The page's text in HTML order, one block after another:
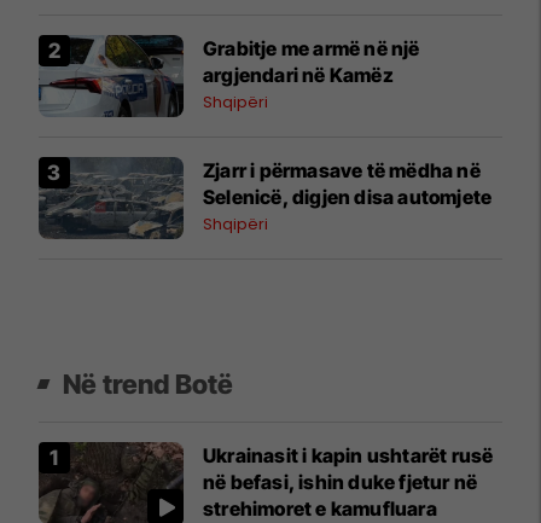
Grabitje me armë në një
argjendari në Kamëz
Shqipëri
Zjarr i përmasave të mëdha në
Selenicë, digjen disa automjete
Shqipëri
Në trend Botë
Ukrainasit i kapin ushtarët rusë
në befasi, ishin duke fjetur në
strehimoret e kamufluara